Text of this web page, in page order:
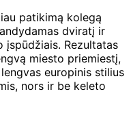
patikimą kolegą
dviratį ir
įspūdžiais. Rezultatas
miesto priemiestį,
europinis stilius
nors ir be keleto